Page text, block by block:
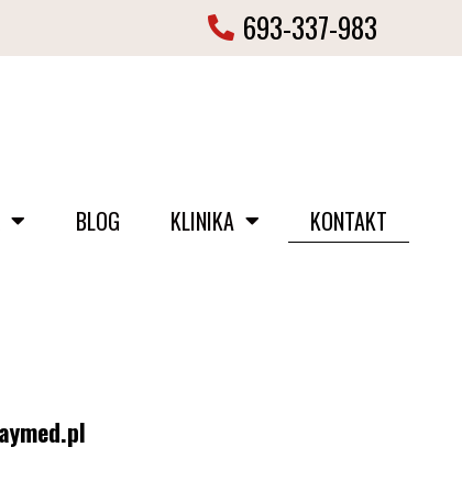
693-337-983
BLOG KLINIKA KONTAKT